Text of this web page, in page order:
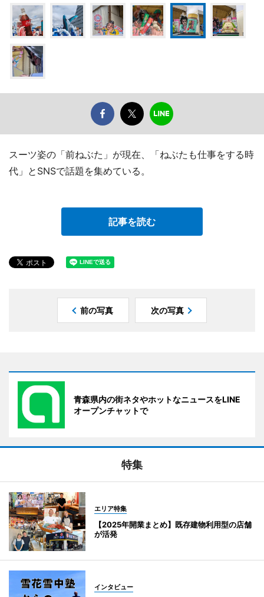
スーツ姿の「前ねぶた」が現在、「ねぶたも仕事をする時
代」とSNSで話題を集めている。
記事を読む
前の写真 次の写真
青森県内の街ネタやホットなニュースをLINE
オープンチャットで
特集
エリア特集
【2025年開業まとめ】既存建物利用型の店舗
が活発
インタビュー